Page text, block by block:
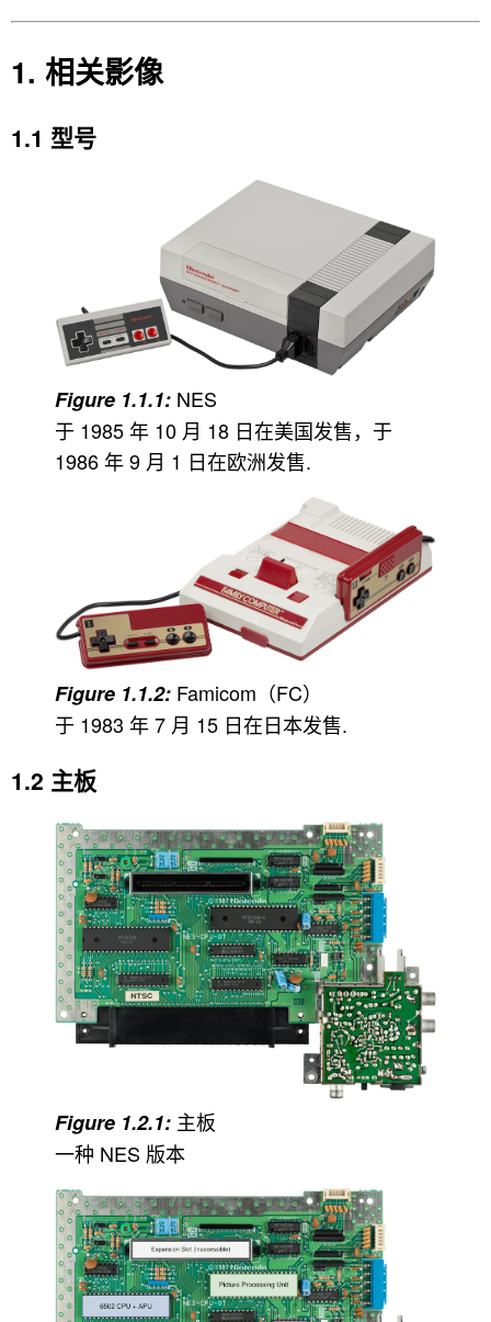
相关影像
型号
NES
于 1985 年 10 月 18 日在美国发售，于
1986 年 9 月 1 日在欧洲发售.
Famicom（FC）
于 1983 年 7 月 15 日在日本发售.
主板
主板
一种 NES 版本